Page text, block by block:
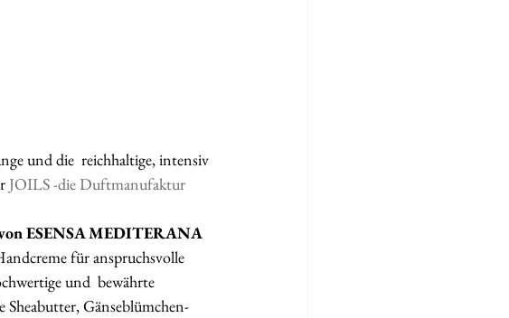
und die  reichhaltige, intensiv
JOILS -die Duftmanufaktur
ESENSA MEDITERANA
für anspruchsvolle
und  bewährte
Gänseblümchen-